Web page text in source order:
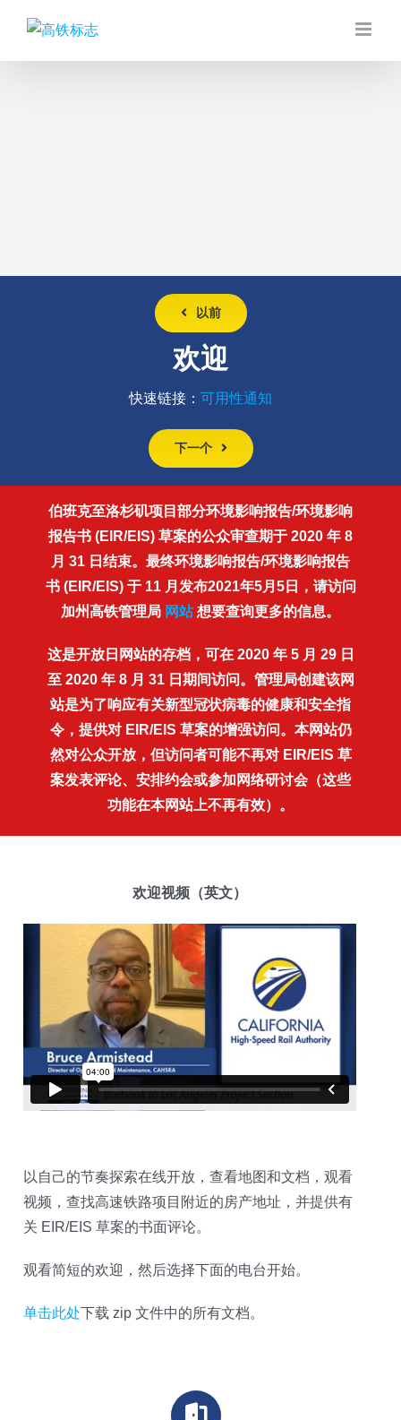
内
以前
欢迎
快速链接： 可用性通知
下一个
伯班克至洛杉矶项目部分环境影响报告/环境影响
报告书 (EIR/EIS) 草案的公众审查期于 2020 年 8
月 31 日结束。最终环境影响报告/环境影响报告
书 (EIR/EIS) 于 11 月发布2021年5月5日，请访问
加州高铁管理局 网站想要查询更多的信息。
这是开放日网站的存档，可在 2020 年 5 月 29 日
至 2020 年 8 月 31 日期间访问。管理局创建该网
站是为了响应有关新型冠状病毒的健康和安全指
令，提供对 EIR/EIS 草案的增强访问。本网站仍
然对公众开放，但访问者可能不再对 EIR/EIS 草
案发表评论、安排约会或参加网络研讨会（这些
功能在本网站上不再有效）。
欢迎视频（英文）
以自己的节奏探索在线开放，查看地图和文档，观看
视频，查找高速铁路项目附近的房产地址，并提供有
关 EIR/EIS 草案的书面评论。
观看简短的欢迎，然后选择下面的电台开始。
单击此处下载 zip 文件中的所有文档。